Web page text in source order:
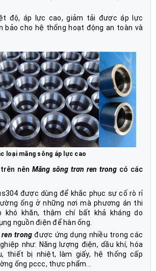
độ, áp lực cao, giảm tải được áp lực
bảo cho hệ thống hoạt động an toàn và
loại măng sông áp lực cao
nên Măng sông trơn ren trong có các
được dùng để khắc phục sự cố rò rỉ
ống ở những nơi mà phương án thi
khó khăn, thậm chí bất khả kháng do
nguồn điện để hàn ống.
ren trong được ứng dụng nhiều trong các
như: Năng lượng điện, dầu khí, hóa
thiết bị nhiệt, làm giấy, hệ thống cấp
ống pccc, thực phẩm...